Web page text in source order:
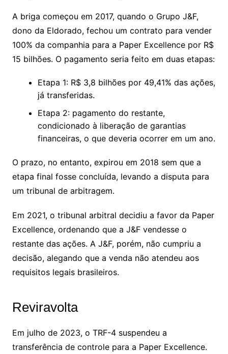
A briga começou em 2017, quando o Grupo J&F,
dono da Eldorado, fechou um contrato para vender
100% da companhia para a Paper Excellence por R$
15 bilhões. O pagamento seria feito em duas etapas:
Etapa 1: R$ 3,8 bilhões por 49,41% das ações,
já transferidas.
Etapa 2: pagamento do restante,
condicionado à liberação de garantias
financeiras, o que deveria ocorrer em um ano.
O prazo, no entanto, expirou em 2018 sem que a
etapa final fosse concluída, levando a disputa para
um tribunal de arbitragem.
Em 2021, o tribunal arbitral decidiu a favor da Paper
Excellence, ordenando que a J&F vendesse o
restante das ações. A J&F, porém, não cumpriu a
decisão, alegando que a venda não atendeu aos
requisitos legais brasileiros.
Reviravolta
Em julho de 2023, o TRF-4 suspendeu a
transferência de controle para a Paper Excellence.